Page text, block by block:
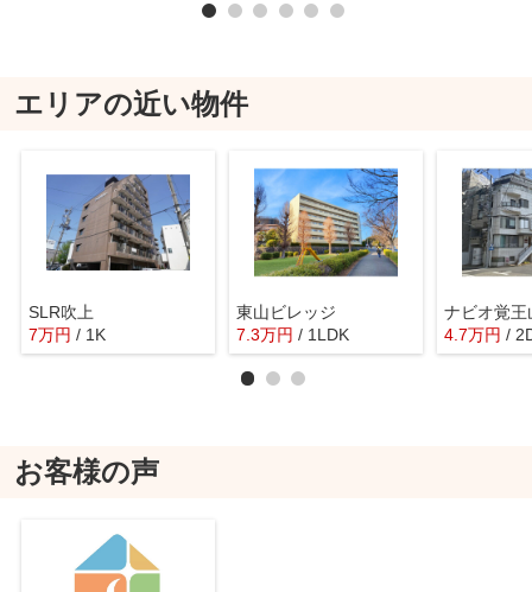
エリアの近い物件
SLR吹上
7万円 / 1K
東山ビレッジ
7.3万円 / 1LDK
ナビオ覚王
4.7万円 /
お客様の声